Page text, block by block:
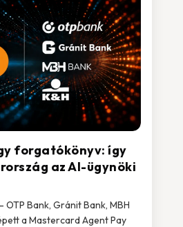
forgatókönyv: így
az AI-ügynöki
OTP Bank, Gránit Bank, MBH
a Mastercard Agent Pay